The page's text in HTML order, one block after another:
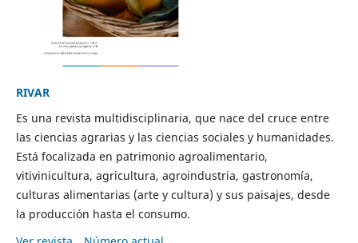
RIVAR
Es una revista multidisciplinaria, que nace del cruce entre
las ciencias agrarias y las ciencias sociales y humanidades.
Está focalizada en patrimonio agroalimentario,
vitivinicultura, agricultura, agroindustria, gastronomía,
culturas alimentarias (arte y cultura) y sus paisajes, desde
la producción hasta el consumo.